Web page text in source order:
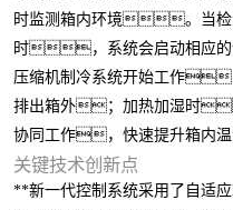
时监测箱内环境。当检
时，系统会启动相应
压缩机制冷系统开始工作
排出箱外；加热加湿时
协同工作，快速提升箱内
关键技术创新点
**新一代控制系统采用了自适